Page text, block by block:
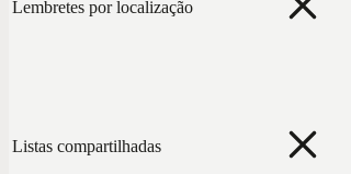
Lembretes por localização
Listas compartilhadas